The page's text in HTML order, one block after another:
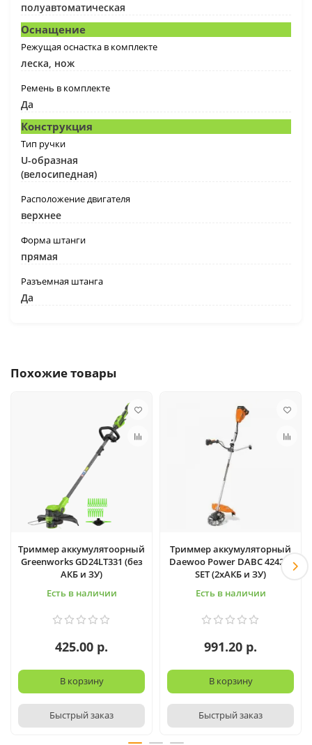
полуавтоматическая
Оснащение
Режущая оснастка в комплекте
леска, нож
Ремень в комплекте
Да
Конструкция
Тип ручки
U-образная
(велосипедная)
Расположение двигателя
верхнее
Форма штанги
прямая
Разъемная штанга
Да
Похожие товары
Триммер аккумулятоорный
Greenworks GD24LT331 (без
АКБ и ЗУ)
Есть в наличии
425.00 р.
В корзину
Быстрый заказ
Триммер аккумуляторный
Daewoo Power DABC 4242Li
SET (2хАКБ и ЗУ)
Есть в наличии
991.20 р.
В корзину
Быстрый заказ